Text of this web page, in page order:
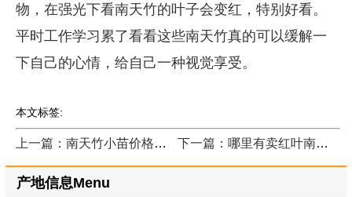
物，在强光下看南天竹的叶子会变红，特别好看。
平时工作学习累了看看这些南天竹真的可以缓解一
下自己的心情，给自己一种视觉享受。
本文标签:
上一篇：南天竹小苗价格哪里最低？ 下一篇：哪里有卖红叶南天竹？
产地信息Menu